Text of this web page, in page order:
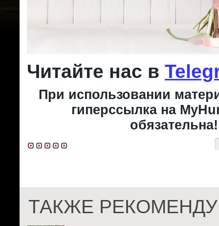
Читайте нас в
При использовании
гиперссылка на
обязательна!
ТАКЖЕ